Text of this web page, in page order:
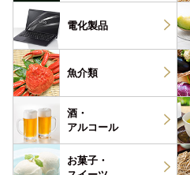
電化製品
魚介類
酒・
アルコール
お菓子・